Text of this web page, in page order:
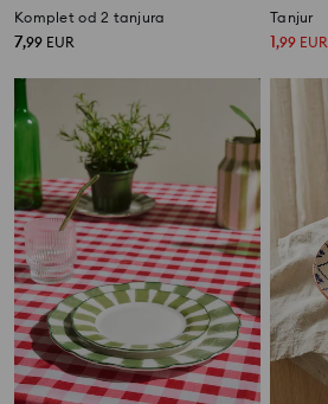
Komplet od 2 tanjura
7,99 EUR
Tanjur
1,99 EUR